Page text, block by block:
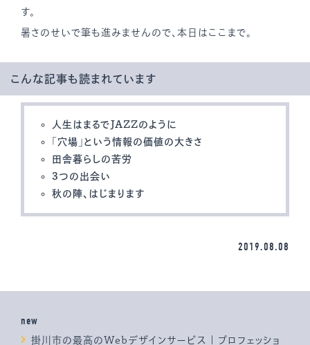
す。
暑さのせいで筆も進みませんので、本日はここまで。
こんな記事も読まれています
人生はまるでJAZZのように
「穴場」という情報の価値の大きさ
田舎暮らしの苦労
3つの出会い
秋の陣、はじまります
2019.08.08
new
掛川市の最高のWebデザインサービス | プロフェッショ